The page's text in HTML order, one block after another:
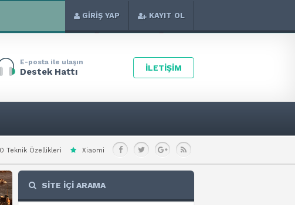
GİRİŞ YAP KAYIT OL
E-posta ile ulaşın
Destek Hattı İLETİŞİM
Xiaomi Redmi Note 15 Special Teknik Özellikleri Xiaomi Redmi A7 Pro 4G
SİTE İÇİ ARAMA